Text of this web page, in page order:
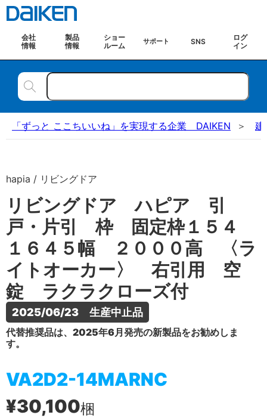
会社
情報
製品
情報
ショー
ルーム
サポート SNS
ログ
イン
「ずっと ここちいいね」を実現する企業 DAIKEN 建
hapia / リビングドア
リビングドア ハピア 引
戸・片引 枠 固定枠１５４
１６４５幅 ２０００高 〈ラ
イトオーカー〉 右引用 空
錠 ラクラクローズ付
2025/06/23　生産中止品
代替推奨品は、2025年6月発売の新製品をお勧めしま
す。
VA2D2-14MARNC
¥30,100梱